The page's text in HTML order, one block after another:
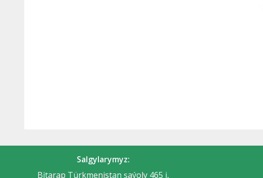
Salgylarymyz:
Bitarap Türkmenistan şaýoly 465 j,